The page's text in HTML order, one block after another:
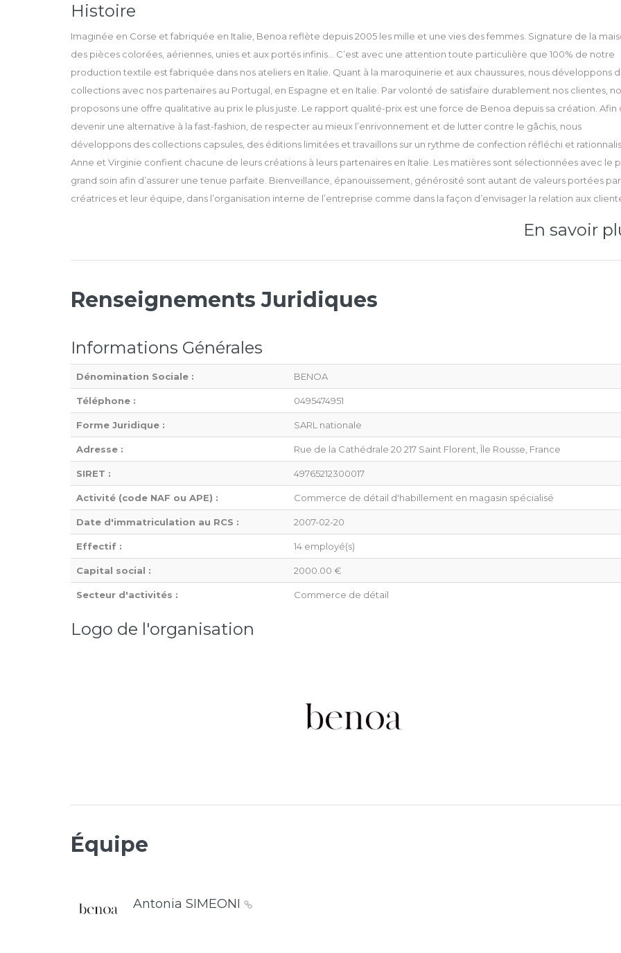
Histoire
Imaginée en Corse et fabriquée en Italie, Benoa reflète depuis 2005 les mille et une vies des femmes. Signature de la
des pièces colorées, aériennes, unies et aux portés infinis... C’est avec une attention toute particulière que 100% de notre
production textile est fabriquée dans nos ateliers en Italie. Quant à la maroquinerie et aux chaussures, nous développons
collections avec nos partenaires au Portugal, en Espagne et en Italie. Par volonté de satisfaire durablement nos clientes,
proposons une offre qualitative au prix le plus juste. Le rapport qualité-prix est une force de Benoa depuis sa création. Afin
devenir une alternative à la fast-fashion, de respecter au mieux l’enrivonnement et de lutter contre le gâchis, nous
développons des collections capsules, des éditions limitées et travaillons sur un rythme de confection réfléchi et
Anne et Virginie confient chacune de leurs créations à leurs partenaires en Italie. Les matières sont sélectionnées avec le
grand soin afin d’assurer une tenue parfaite. Bienveillance, épanouissement, générosité sont autant de valeurs portées
créatrices et leur équipe, dans l’organisation interne de l’entreprise comme dans la façon d’envisager la relation aux
En savoir
Renseignements Juridiques
Informations Générales
Dénomination Sociale : BENOA
Téléphone : 0495474951
Forme Juridique : SARL nationale
Adresse : Rue de la Cathédrale 20 217 Saint Florent, Île Rousse, France
SIRET : 49765212300017
Activité (code NAF ou APE) : Commerce de détail d'habillement en magasin spécialisé
Date d'immatriculation au RCS : 2007-02-20
Effectif : 14 employé(s)
Capital social : 2000.00 €
Secteur d'activités : Commerce de détail
Logo de l'organisation
Équipe
Antonia SIMEONI